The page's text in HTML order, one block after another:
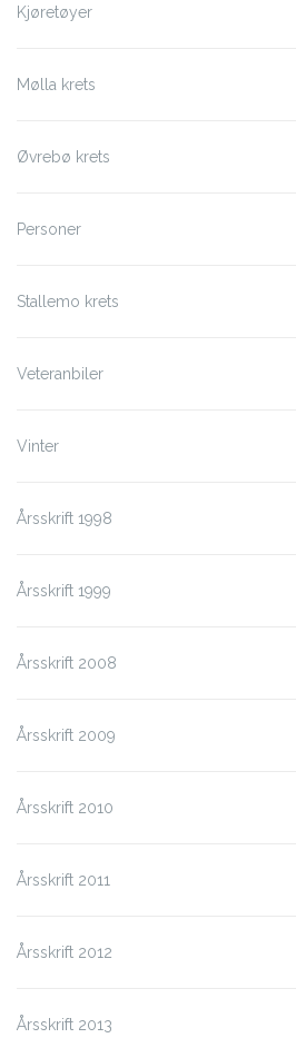
Kjøretøyer
Mølla krets
Øvrebø krets
Personer
Stallemo krets
Veteranbiler
Vinter
Årsskrift 1998
Årsskrift 1999
Årsskrift 2008
Årsskrift 2009
Årsskrift 2010
Årsskrift 2011
Årsskrift 2012
Årsskrift 2013